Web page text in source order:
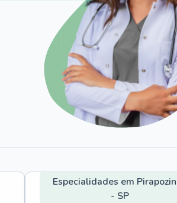
Especialidades em
- SP